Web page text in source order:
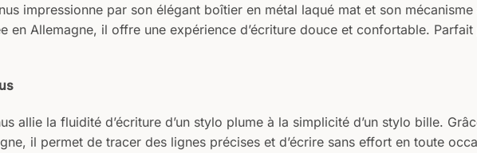
impressionne par son élégant boîtier en métal laqué mat et son
en Allemagne, il offre une expérience d’écriture douce et confortable.
allie la fluidité d’écriture d’un stylo plume à la simplicité d’un stylo bille.
il permet de tracer des lignes précises et d’écrire sans effort en toute